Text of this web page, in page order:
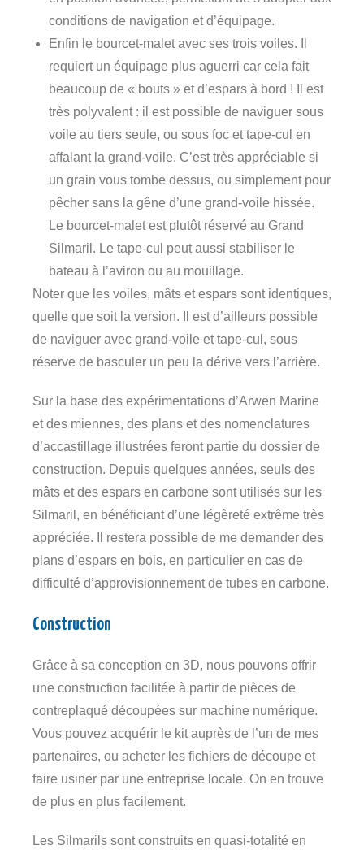
conditions de navigation et d’équipage.
Enfin le bourcet-malet avec ses trois voiles. Il
requiert un équipage plus aguerri car cela fait
beaucoup de « bouts » et d’espars à bord ! Il est
très polyvalent : il est possible de naviguer sous
voile au tiers seule, ou sous foc et tape-cul en
affalant la grand-voile. C’est très appréciable si
un grain vous tombe dessus, ou simplement pour
pêcher sans la gêne d’une grand-voile hissée.
Le bourcet-malet est plutôt réservé au Grand
Silmaril. Le tape-cul peut aussi stabiliser le
bateau à l’aviron ou au mouillage.
Noter que les voiles, mâts et espars sont identiques,
quelle que soit la version. Il est d’ailleurs possible
de naviguer avec grand-voile et tape-cul, sous
réserve de basculer un peu la dérive vers l’arrière.
Sur la base des expérimentations d’Arwen Marine
et des miennes, des plans et des nomenclatures
d’accastillage illustrées feront partie du dossier de
construction. Depuis quelques années, seuls des
mâts et des espars en carbone sont utilisés sur les
Silmaril, en bénéficiant d’une légèreté extrême très
appréciée. Il restera possible de me demander des
plans d’espars en bois, en particulier en cas de
difficulté d’approvisionnement de tubes en carbone.
Construction
Grâce à sa conception en 3D, nous pouvons offrir
une construction facilitée à partir de pièces de
contreplaqué découpées sur machine numérique.
Vous pouvez acquérir le kit auprès de l’un de mes
partenaires, ou acheter les fichiers de découpe et
faire usiner par une entreprise locale. On en trouve
de plus en plus facilement.
Les Silmarils sont construits en quasi-totalité en